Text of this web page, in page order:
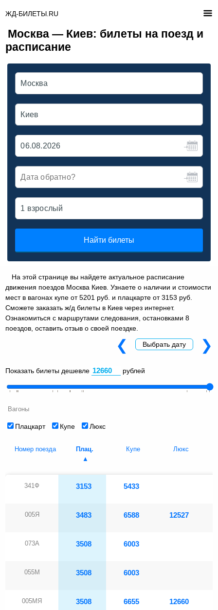
ЖД-БИЛЕТЫ.RU
Москва — Киев: билеты на поезд и
расписание
Найти билеты
На этой странице вы найдете актуальное расписание
движения поездов Москва Киев. Узнаете о наличии и стоимости
мест в вагонах купе от 5201 руб. и плацкарте от 3153 руб.
Сможете заказать ж/д билеты в Киев через интернет.
Ознакомиться с маршрутами следования, остановками 8
поездов, оставить отзыв о своей поездке.
Показать билеты дешевле рублей
Вагоны
Плацкарт Купе Люкс
❮ Выбрать дату ❯
Номер поезда Плац. Купе Люкс
341Ф 3153 5433
005Я 3483 6588 12527
073А 3508 6003
055М 3508 6003
005МЯ 3508 6655 12660